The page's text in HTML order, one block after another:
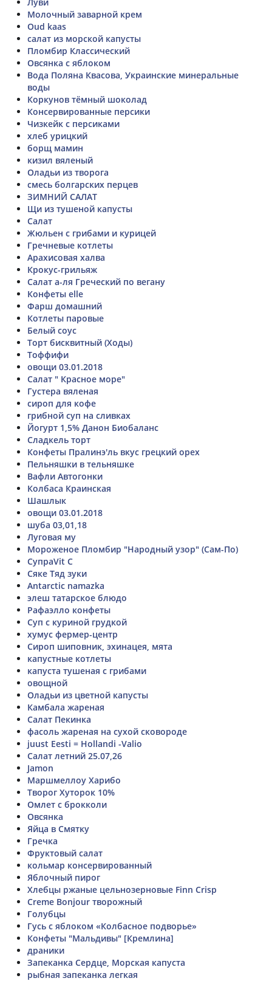
Молочный заварной крем
Oud kaas
салат из морской капусты
Пломбир Классический
Овсянка с яблоком
Вода Поляна Квасова, Украинские минеральные
воды
Коркунов тёмный шоколад
Консервированные персики
Чизкейк с персиками
хлеб урицкий
борщ мамин
кизил вяленый
Оладьи из творога
смесь болгарских перцев
ЗИМНИЙ САЛАТ
Щи из тушеной капусты
Салат
Жюльен с грибами и курицей
Гречневые котлеты
Арахисовая халва
Крокус-грильяж
Салат а-ля Греческий по вегану
Конфеты elle
Фарш домашний
Котлеты паровые
Белый соус
Торт бисквитный (Ходы)
Тоффифи
овощи 03.01.2018
Салат " Красное море"
Густера вяленая
сироп для кофе
грибной суп на сливках
Йогурт 1,5% Данон Биобаланс
Сладкель торт
Конфеты Пралинэ'ль вкус грецкий орех
Пельняшки в тельняшке
Вафли Автогонки
Колбаса Краинская
Шашлык
овощи 03.01.2018
шуба 03,01,18
Луговая му
Мороженое Пломбир "Народный узор" (Сам-По)
СупраVit C
Сяке Тяд зуки
Antarctic namazka
элеш татарское блюдо
Рафаэлло конфеты
Суп с куриной грудкой
хумус фермер-центр
Сироп шиповник, эхинацея, мята
капустные котлеты
капуста тушеная с грибами
овощной
Оладьи из цветной капусты
Камбала жареная
Салат Пекинка
фасоль жареная на сухой сковороде
juust Eesti = Hollandi -Valio
Салат летний 25.07,26
Jamon
Маршмеллоу Харибо
Творог Хуторок 10%
Омлет с брокколи
Овсянка
Яйца в Смятку
Гречка
Фруктовый салат
кольмар консервированный
Яблочный пирог
Хлебцы ржаные цельнозерновые Finn Crisp
Creme Bonjour творожный
Голубцы
Гусь с яблоком «Колбасное подворье»
Конфеты "Мальдивы" [Кремлина]
драники
Запеканка Сердце, Морская капуста
рыбная запеканка легкая